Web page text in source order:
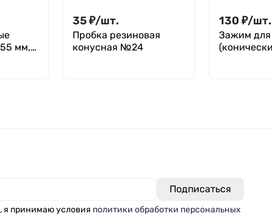
мм,
35 ₽/шт.
Пробка резиновая
конусная №24
130 ₽/шт.
Зажим
я принимаю условия политики обработки персональных